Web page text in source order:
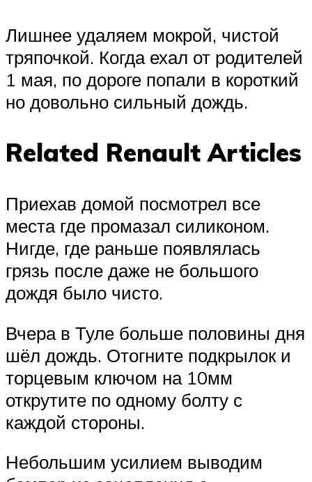
Лишнее удаляем мокрой, чистой
тряпочкой. Когда ехал от родителей
1 мая, по дороге попали в короткий
но довольно сильный дождь.
Related Renault Articles
Приехав домой посмотрел все
места где промазал силиконом.
Нигде, где раньше появлялась
грязь после даже не большого
дождя было чисто.
Вчера в Туле больше половины дня
шёл дождь. Отогните подкрылок и
торцевым ключом на 10мм
открутите по одному болту с
каждой стороны.
Небольшим усилием выводим